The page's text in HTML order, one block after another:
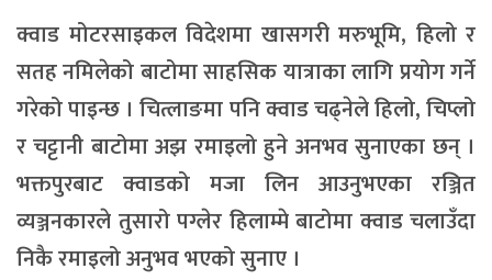
क्वाड मोटरसाइकल विदेशमा खासगरी मरुभूमि, हिलो र
सतह नमिलेको बाटोमा साहसिक यात्राका लागि प्रयोग गर्ने
गरेको पाइन्छ । चित्लाङमा पनि क्वाड चढ्नेले हिलो, चिप्लो
र चट्टानी बाटोमा अझ रमाइलो हुने अनभव सुनाएका छन् ।
भक्तपुरबाट क्वाडको मजा लिन आउनुभएका रञ्जित
व्यञ्जनकारले तुसारो पग्लेर हिलाम्मे बाटोमा क्वाड चलाउँदा
निकै रमाइलो अनुभव भएको सुनाए ।